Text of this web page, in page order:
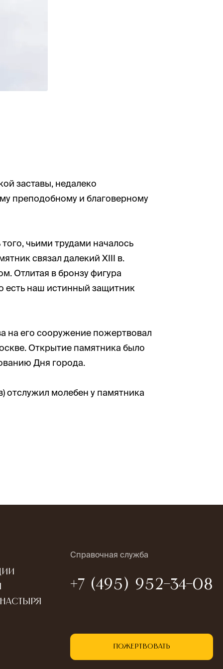
заставы, недалеко
преподобному и благоверному
чьими трудами началось
связал далекий XIII в.
Отлитая в бронзу фигура
есть наш истинный защитник
на его сооружение пожертвовал
Открытие памятника было
Дня города.
отслужил молебен у памятника
Справочная служба
+7 (495) 952-34-08
Пожертвовать